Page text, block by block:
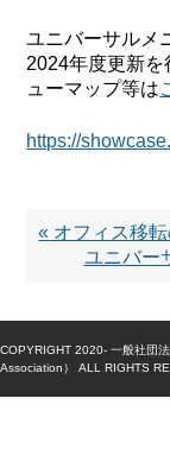
ユニバーサルメ
2024年度更新
ューマップ等は
https://
« オフィス移
ユニバー
COPYRIGHT 2020- 一般社団
Association） ALL RIGHTS